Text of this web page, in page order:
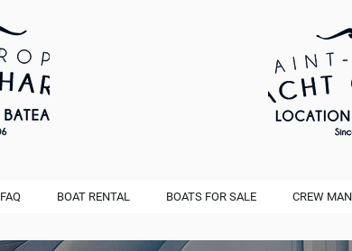
FAQ BOAT RENTAL BOATS FOR SALE CREW